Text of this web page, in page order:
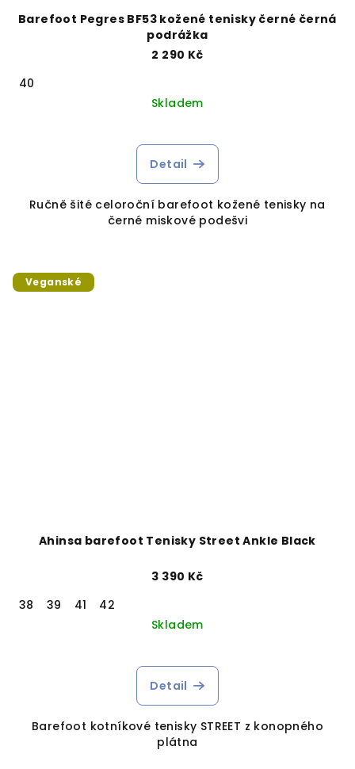
Barefoot Pegres BF53 kožené tenisky černé černá
podrážka
2 290 Kč
40
Skladem
Detail
Ručně šité celoroční barefoot kožené tenisky na
černé miskové podešvi
Veganské
Ahinsa barefoot Tenisky Street Ankle Black
3 390 Kč
38
39 41
42
Skladem
Detail
Barefoot kotníkové tenisky STREET z konopného
plátna